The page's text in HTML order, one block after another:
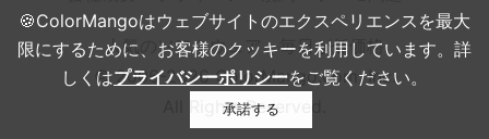
🍪ColorMangoはウェブサイトのエクスペリエンスを最大
限にするために、お客様のクッキーを利用しています。詳
しくはプライバシーポリシーをご覧ください。
承諾する
人気のソフトウェア・毎日が低価格
© 2006-2026 ColorMango.com, Inc.
All Rights Reserved.